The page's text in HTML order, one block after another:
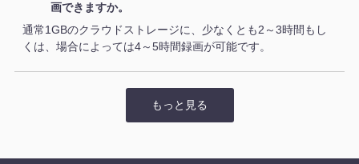
画できますか。
通常1GBのクラウドストレージに、少なくとも2～3時間もし
くは、場合によっては4～5時間録画が可能です。
もっと見る